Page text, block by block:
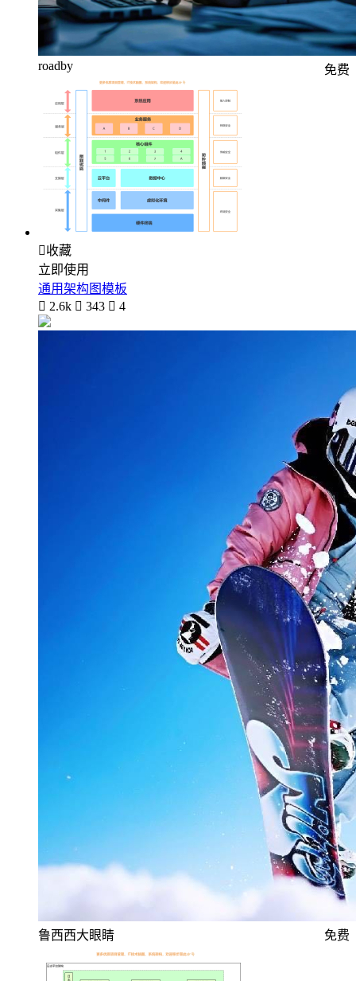
roadby 免费
收藏
立即使用
通用架构图模板
 2.6k  343  4
鲁西西大眼睛 免费